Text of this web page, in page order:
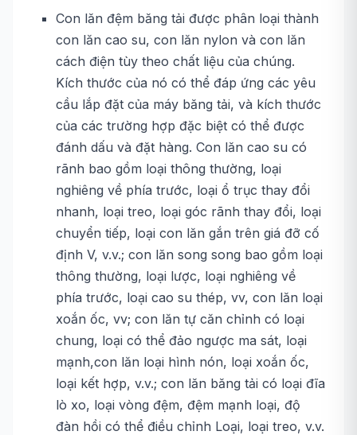
Con lăn đệm băng tải được phân loại thành
con lăn cao su, con lăn nylon và con lăn
cách điện tùy theo chất liệu của chúng.
Kích thước của nó có thể đáp ứng các yêu
cầu lắp đặt của máy băng tải, và kích thước
của các trường hợp đặc biệt có thể được
đánh dấu và đặt hàng. Con lăn cao su có
rãnh bao gồm loại thông thường, loại
nghiêng về phía trước, loại ổ trục thay đổi
nhanh, loại treo, loại góc rãnh thay đổi, loại
chuyển tiếp, loại con lăn gắn trên giá đỡ cố
định V, v.v.; con lăn song song bao gồm loại
thông thường, loại lược, loại nghiêng về
phía trước, loại cao su thép, vv, con lăn loại
xoắn ốc, vv; con lăn tự căn chỉnh có loại
chung, loại có thể đảo ngược ma sát, loại
mạnh,con lăn loại hình nón, loại xoắn ốc,
loại kết hợp, v.v.; con lăn băng tải có loại đĩa
lò xo, loại vòng đệm, đệm mạnh loại, độ
đàn hồi có thể điều chỉnh Loại, loại treo, v.v.